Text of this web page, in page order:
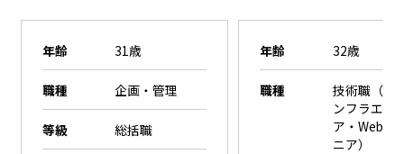
年齢 31歳
職種 企画・管理
等級 総括職
年齢 32歳
職種
技術職（SE
ンフラエン
ア・Webエ
ニア）